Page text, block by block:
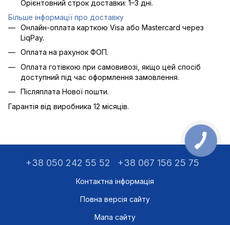
Орієнтовний строк доставки: 1–3 дні.
Більше інформації про доставку
Онлайн-оплата карткою Visa або Mastercard через
LiqPay.
Оплата на рахунок ФОП.
Оплата готівкою при самовивозі, якщо цей спосіб
доступний під час оформлення замовлення.
Післяплата Нової пошти.
Гарантія від виробника 12 місяців.
+38 050 242 55 52 +38 067 156 25 75
Контактна інформація
Повна версія сайту
Мапа сайту